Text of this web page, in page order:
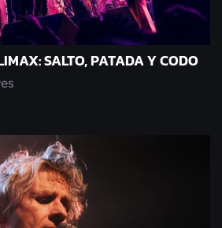
SALTO, PATADA Y CODO